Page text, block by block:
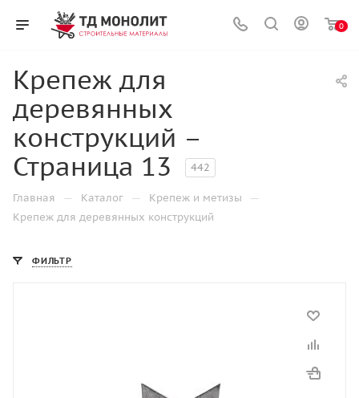
0
Крепеж для
деревянных
конструкций –
Страница 13
442
Главная — Каталог — Крепеж и метизы —
Крепеж для деревянных конструкций
ФИЛЬТР